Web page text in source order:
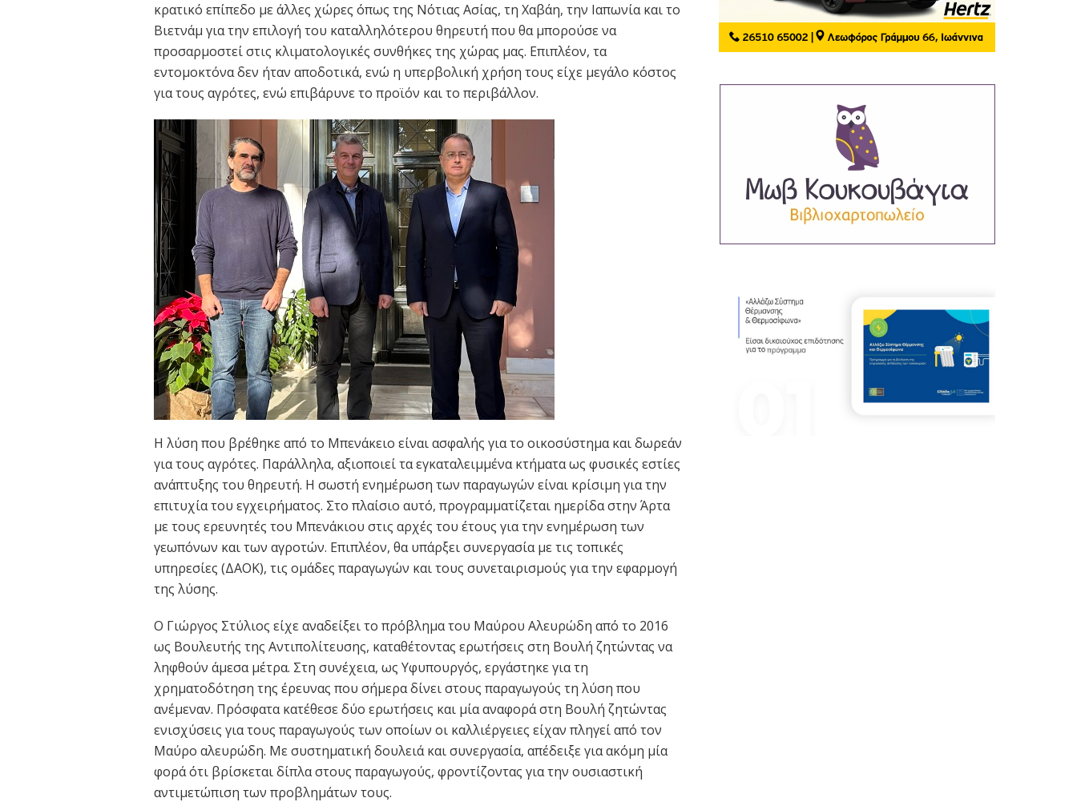
κρατικό επίπεδο με άλλες χώρες όπως της Νότιας Ασίας, τη Χαβάη, την Ιαπωνία και το
Βιετνάμ για την επιλογή του καταλληλότερου θηρευτή που θα μπορούσε να
προσαρμοστεί στις κλιματολογικές συνθήκες της χώρας μας. Επιπλέον, τα
εντομοκτόνα δεν ήταν αποδοτικά, ενώ η υπερβολική χρήση τους είχε μεγάλο κόστος
για τους αγρότες, ενώ επιβάρυνε το προϊόν και το περιβάλλον.
Η λύση που βρέθηκε από το Μπενάκειο είναι ασφαλής για το οικοσύστημα και δωρεάν
για τους αγρότες. Παράλληλα, αξιοποιεί τα εγκαταλειμμένα κτήματα ως φυσικές εστίες
ανάπτυξης του θηρευτή. Η σωστή ενημέρωση των παραγωγών είναι κρίσιμη για την
επιτυχία του εγχειρήματος. Στο πλαίσιο αυτό, προγραμματίζεται ημερίδα στην Άρτα
με τους ερευνητές του Μπενάκιου στις αρχές του έτους για την ενημέρωση των
γεωπόνων και των αγροτών. Επιπλέον, θα υπάρξει συνεργασία με τις τοπικές
υπηρεσίες (ΔΑΟΚ), τις ομάδες παραγωγών και τους συνεταιρισμούς για την εφαρμογή
της λύσης.
Ο Γιώργος Στύλιος είχε αναδείξει το πρόβλημα του Μαύρου Αλευρώδη από το 2016
ως Βουλευτής της Αντιπολίτευσης, καταθέτοντας ερωτήσεις στη Βουλή ζητώντας να
ληφθούν άμεσα μέτρα. Στη συνέχεια, ως Υφυπουργός, εργάστηκε για τη
χρηματοδότηση της έρευνας που σήμερα δίνει στους παραγωγούς τη λύση που
ανέμεναν. Πρόσφατα κατέθεσε δύο ερωτήσεις και μία αναφορά στη Βουλή ζητώντας
ενισχύσεις για τους παραγωγούς των οποίων οι καλλιέργειες είχαν πληγεί από τον
Μαύρο αλευρώδη. Με συστηματική δουλειά και συνεργασία, απέδειξε για ακόμη μία
φορά ότι βρίσκεται δίπλα στους παραγωγούς, φροντίζοντας για την ουσιαστική
αντιμετώπιση των προβλημάτων τους.